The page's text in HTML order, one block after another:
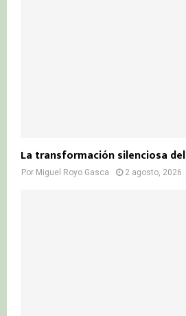
La transformación silenciosa
Por Miguel Royo Gasca 2 agosto, 2026